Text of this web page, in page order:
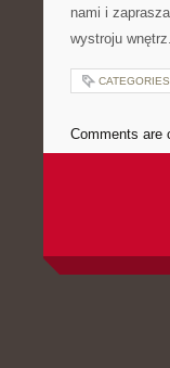
nami ⁤i
wystroju
Comments are